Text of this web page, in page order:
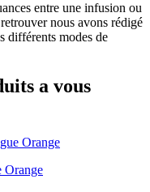
entre une infusion ou
nous avons rédigé
différents modes de
a vous
Orange